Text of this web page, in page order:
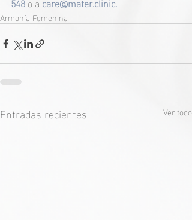
Armonía Femenina
Entradas recientes Ver todo